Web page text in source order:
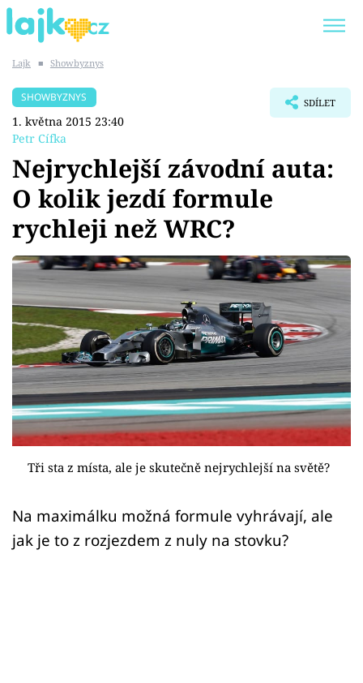
SHOPAHOLICADEL
Témata
Showbyznys
Youtubeři
Virály
Sex a vztahy
Videa
Sledujte prima+
Lajk ■ Showbyznys
SHOWBYZNYS
1. května 2015 23:40
Petr Cífka
SDÍLET
Nejrychlejší závodní auta:
O kolik jezdí formule
rychleji než WRC?
Tři sta z místa, ale je skutečně nejrychlejší na světě?
Na maximálku možná formule vyhrávají, ale
jak je to z rozjezdem z nuly na stovku?